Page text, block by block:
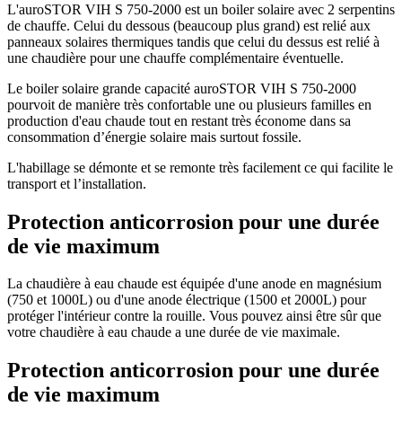
L'auroSTOR VIH S 750-2000 est un boiler solaire avec 2 serpentins
de chauffe. Celui du dessous (beaucoup plus grand) est relié aux
panneaux solaires thermiques tandis que celui du dessus est relié à
une chaudière pour une chauffe complémentaire éventuelle.
Le boiler solaire grande capacité auroSTOR VIH S 750-2000
pourvoit de manière très confortable une ou plusieurs familles en
production d'eau chaude tout en restant très économe dans sa
consommation d’énergie solaire mais surtout fossile.
L'habillage se démonte et se remonte très facilement ce qui facilite le
transport et l’installation.
Protection anticorrosion pour une durée
de vie maximum
La chaudière à eau chaude est équipée d'une anode en magnésium
(750 et 1000L) ou d'une anode électrique (1500 et 2000L) pour
protéger l'intérieur contre la rouille. Vous pouvez ainsi être sûr que
votre chaudière à eau chaude a une durée de vie maximale.
Protection anticorrosion pour une durée
de vie maximum